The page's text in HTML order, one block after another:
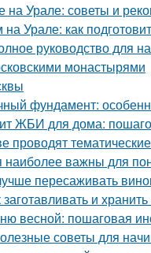
на Урале: советы и
Урале: как
руководство для
монастырями
фундамент:
ЖБИ для дома:
проводят
наиболее важны для
пересаживать
и
весной: пошаговая
советы для